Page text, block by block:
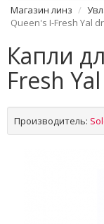
Магазин линз
Queen's I-Fresh Yal
Капли
Fresh
Производитель: